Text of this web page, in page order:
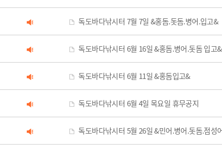
독도바다낚시터 7월 7일 &홍돔.돗돔.병어.입고&
독도바다낚시터 6월 16일 &홍돔.병어.돗돔 입고&
독도바다낚시터 6월 11일 &홍돔입고&
독도바다낚시터 6월 4일 목요일 휴무공지
독도바다낚시터 5월 26일 &민어.병어.돗돔.점성